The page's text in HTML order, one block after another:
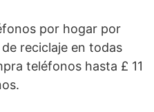
por hogar por
reciclaje en todas
teléfonos hasta £ 11